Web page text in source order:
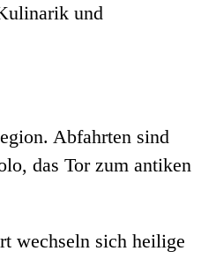
und
Abfahrten sind
das Tor zum antiken
wechseln sich heilige